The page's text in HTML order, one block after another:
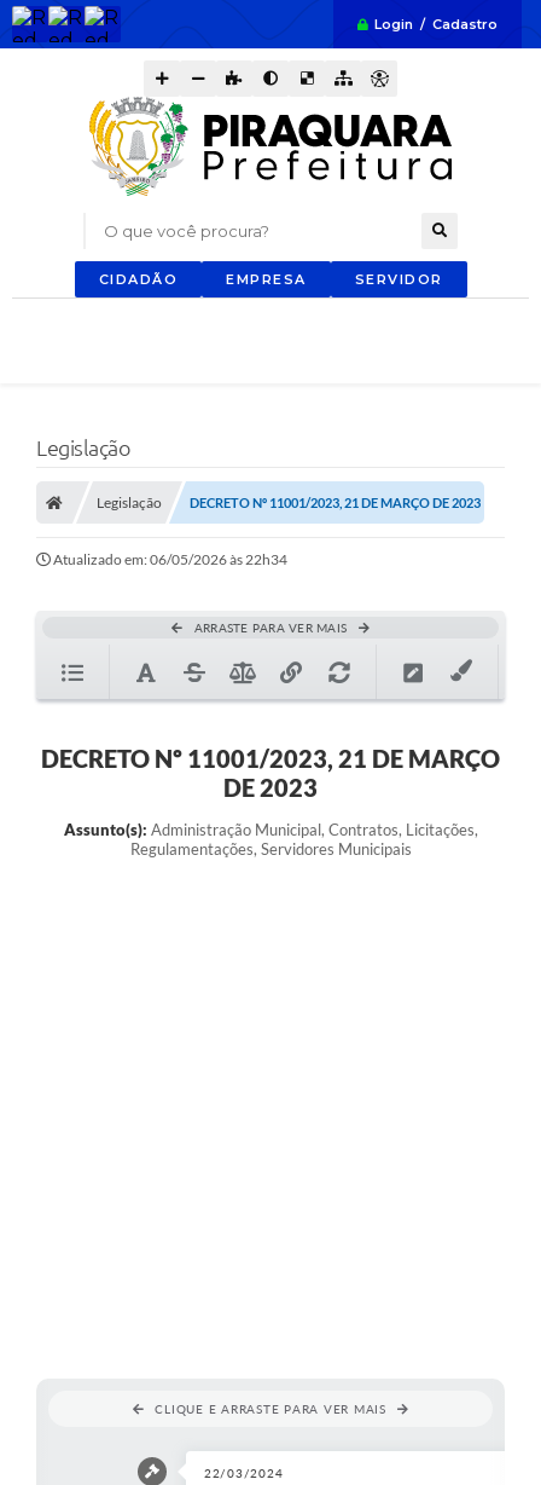
Login / Cadastro
O que você procura?
CIDADÃO EMPRESA SERVIDOR
Legislação
Legislação DECRETO Nº 11001/2023, 21 DE MARÇO DE 2023
Atualizado em: 06/05/2026 às 22h34
ARRASTE PARA VER MAIS
DECRETO Nº 11001/2023, 21 DE MARÇO
DE 2023
Assunto(s): Administração Municipal, Contratos, Licitações,
Regulamentações, Servidores Municipais
CLIQUE E ARRASTE PARA VER MAIS
22/03/2024